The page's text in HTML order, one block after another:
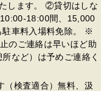
します。 ②貸切はしな
18:00間、15,000
車料入場料免除。 ※
のご連絡は早いほど助
など）は予めご連絡く
（検査適合）無料、汲